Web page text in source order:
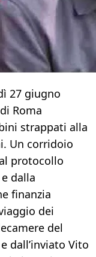
27 giugno
Roma
strappati alla
Un corridoio
protocollo
dalla
finanzia
dei
del
dall’inviato Vito